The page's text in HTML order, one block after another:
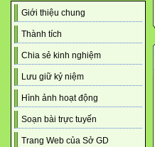
Giới thiệu chung
Thành tích
Chia sẻ kinh nghiệm
Lưu giữ kỷ niệm
Hình ảnh hoạt động
Soạn bài trực tuyến
Trang Web của Sở GD